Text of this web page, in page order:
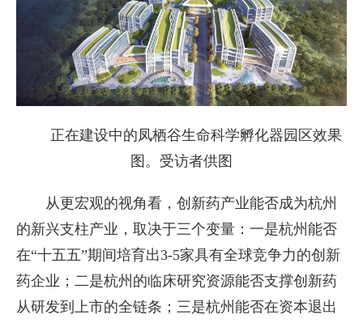
正在建设中的凤栖谷生命科学孵化器园区效果
图。受访者供图
从更宏观的视角看，创新药产业能否成为杭州
的新兴支柱产业，取决于三个变量：一是杭州能否
在“十五五”期间培育出3-5家具有全球竞争力的创新
药企业；二是杭州的临床研究资源能否支撑创新药
从研发到上市的全链条；三是杭州能否在资本退出